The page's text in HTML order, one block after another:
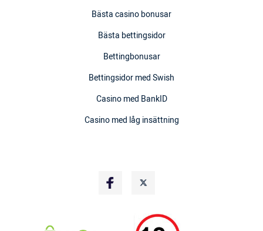
Bästa casino bonusar
Bästa bettingsidor
Bettingbonusar
Bettingsidor med Swish
Casino med BankID
Casino med låg insättning